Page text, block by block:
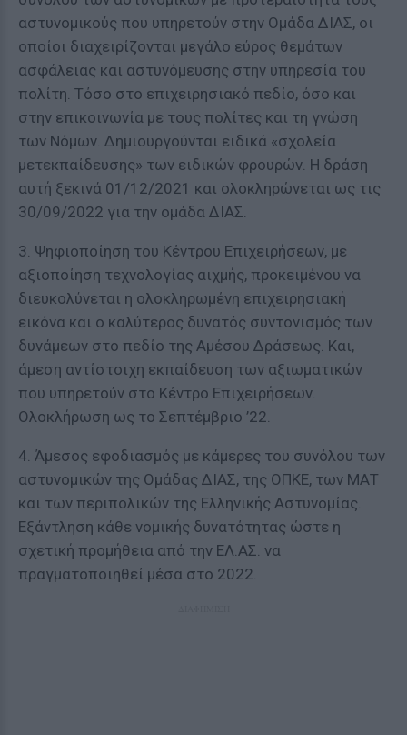
αστυνομικούς που υπηρετούν στην Ομάδα ΔΙΑΣ, οι
οποίοι διαχειρίζονται μεγάλο εύρος θεμάτων
ασφάλειας και αστυνόμευσης στην υπηρεσία του
πολίτη. Τόσο στο επιχειρησιακό πεδίο, όσο και
στην επικοινωνία με τους πολίτες και τη γνώση
των Νόμων. Δημιουργούνται ειδικά «σχολεία
μετεκπαίδευσης» των ειδικών φρουρών. Η δράση
αυτή ξεκινά 01/12/2021 και ολοκληρώνεται ως τις
30/09/2022 για την ομάδα ΔΙΑΣ.
3. Ψηφιοποίηση του Κέντρου Επιχειρήσεων, με
αξιοποίηση τεχνολογίας αιχμής, προκειμένου να
διευκολύνεται η ολοκληρωμένη επιχειρησιακή
εικόνα και ο καλύτερος δυνατός συντονισμός των
δυνάμεων στο πεδίο της Αμέσου Δράσεως. Και,
άμεση αντίστοιχη εκπαίδευση των αξιωματικών
που υπηρετούν στο Κέντρο Επιχειρήσεων.
Ολοκλήρωση ως το Σεπτέμβριο ’22.
4. Άμεσος εφοδιασμός με κάμερες του συνόλου των
αστυνομικών της Ομάδας ΔΙΑΣ, της ΟΠΚΕ, των ΜΑΤ
και των περιπολικών της Ελληνικής Αστυνομίας.
Εξάντληση κάθε νομικής δυνατότητας ώστε η
σχετική προμήθεια από την ΕΛ.ΑΣ. να
πραγματοποιηθεί μέσα στο 2022.